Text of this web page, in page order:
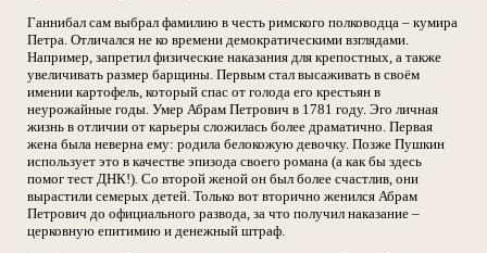
Ганнибал сам выбрал фамилию в честь римского полководца – кумира
Петра. Отличался не ко времени демократическими взглядами.
Например, запретил физические наказания для крепостных, а также
увеличивать размер барщины. Первым стал высаживать в своём
имении картофель, который спас от голода его крестьян в
неурожайные годы. Умер Абрам Петрович в 1781 году. Эго личная
жизнь в отличии от карьеры сложилась более драматично. Первая
жена была неверна ему: родила белокожую девочку. Позже Пушкин
использует это в качестве эпизода своего романа (а как бы здесь
помог тест ДНК!). Со второй женой он был более счастлив, они
вырастили семерых детей. Только вот вторично женился Абрам
Петрович до официального развода, за что получил наказание –
церковную епитимию и денежный штраф.